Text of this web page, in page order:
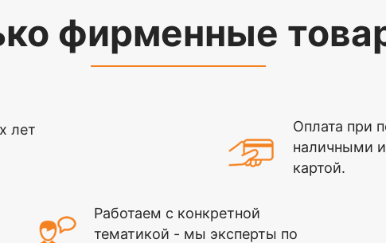
фирменные
лет
Оплата при
наличными
картой.
Работаем с конкретной
тематикой - мы эксперты по